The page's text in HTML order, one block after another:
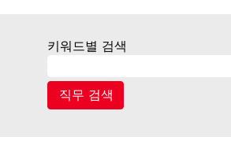
Current
Opportunities
키워드별 검색